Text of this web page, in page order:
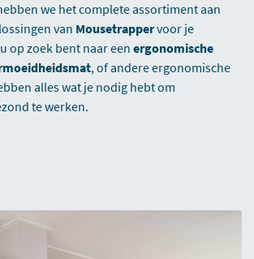
we het complete assortiment aan
van Mousetrappervoor je
op zoek bent naar een ergonomische
, of andere ergonomische
alles wat je nodig hebt om
te werken.